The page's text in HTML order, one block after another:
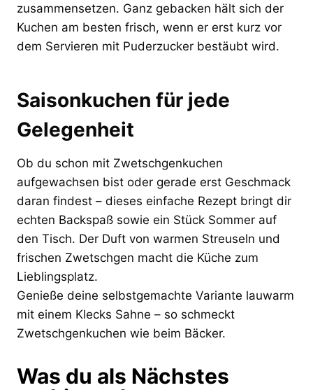
zusammensetzen. Ganz gebacken hält sich der
Kuchen am besten frisch, wenn er erst kurz vor
dem Servieren mit Puderzucker bestäubt wird.
Saisonkuchen für jede
Gelegenheit
Ob du schon mit Zwetschgenkuchen
aufgewachsen bist oder gerade erst Geschmack
daran findest – dieses einfache Rezept bringt dir
echten Backspaß sowie ein Stück Sommer auf
den Tisch. Der Duft von warmen Streuseln und
frischen Zwetschgen macht die Küche zum
Lieblingsplatz.
Genieße deine selbstgemachte Variante lauwarm
mit einem Klecks Sahne – so schmeckt
Zwetschgenkuchen wie beim Bäcker.
Was du als Nächstes